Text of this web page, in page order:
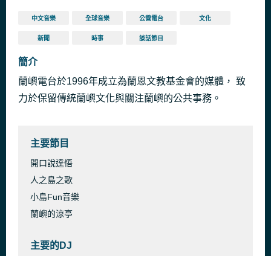
中文音樂 全球音樂 公營電台 文化
新聞 時事 談話節目
簡介
蘭嶼電台於1996年成立為蘭恩文教基金會的媒體， 致
力於保留傳統蘭嶼文化與關注蘭嶼的公共事務。
主要節目
開口說達悟
人之島之歌
小島Fun音樂
蘭嶼的涼亭
主要的DJ